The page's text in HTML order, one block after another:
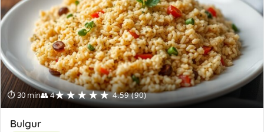
⏱ 30 min👥 4★★★★★ 4.59 (90)
Bulgur